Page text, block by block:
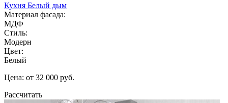
Кухня Белый дым
Материал фасада:
МДФ
Стиль:
Модерн
Цвет:
Белый
Цена: от 32 000 руб.
Рассчитать